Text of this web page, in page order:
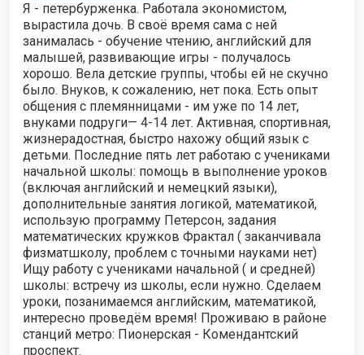
Я - петербурженка. Работала экономистом,
вырастила дочь. В своё время сама с ней
занималась - обучение чтению, английский для
малышей, развивающие игры - получалось
хорошо. Вела детские группы, чтобы ей не скучно
было. Внуков, к сожалению, нет пока. Есть опыт
общения с племянницами - им уже по 14 лет,
внуками подруги— 4-14 лет. Активная, спортивная,
жизнерадостная, быстро нахожу общий язык с
детьми. Последние пять лет работаю с учениками
начальной школы: помощь в выполнение уроков
(включая английский и немецкий языки),
дополнительные занятия логикой, математикой,
использую программу Петерсон, задания
математических кружков Фрактал ( заканчивала
физматшколу, проблем с точными науками нет)
Ищу работу с учениками начальной ( и средней)
школы: встречу из школы, если нужно. Сделаем
уроки, позанимаемся английским, математикой,
интересно проведём время! Проживаю в районе
станций метро: Пионерская - Комендантский
проспект.